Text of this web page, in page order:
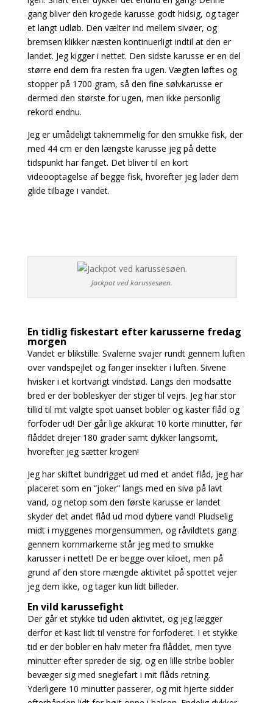
gang bliver den krogede karusse godt hidsig, og tager
et langt udløb. Den vælter ind mellem sivøer, og
bremsen klikker næsten kontinuerligt indtil at den er
landet. Jeg kigger i nettet. Den sidste karusse er en del
større end dem fra resten fra ugen. Vægten løftes og
stopper på 1700 gram, så den fine sølvkarusse er
dermed den største for ugen, men ikke personlig
rekord endnu.
Jeg er umådeligt taknemmelig for den smukke fisk, der
med 44 cm er den længste karusse jeg på dette
tidspunkt har fanget. Det bliver til en kort
videooptagelse af begge fisk, hvorefter jeg lader dem
glide tilbage i vandet.
Jackpot ved karussesøen.
En tidlig fiskestart efter karusserne fredag
morgen
Vandet er blikstille. Svalerne svajer rundt gennem luften
over vandspejlet og fanger insekter i luften. Sivene
hvisker i et kortvarigt vindstød. Langs den modsatte
bred er der bobleskyer der stiger til vejrs. Jeg har stor
tillid til mit valgte spot uanset bobler og kaster flåd og
forfoder ud! Der går lige akkurat 10 korte minutter, før
flåddet drejer 180 grader samt dykker langsomt,
hvorefter jeg sætter krogen!
Jeg har skiftet bundrigget ud med et andet flåd, jeg har
placeret som en “joker” langs med en sivø på lavt
vand, og netop som den første karusse er landet
skyder det andet flåd ud mod dybere vand! Pludselig
midt i myggenes morgensummen, og råvildtets gang
gennem kornmarkerne står jeg med to smukke
karusser i nettet! De er begge over kiloet, men på
grund af den store mængde aktivitet på spottet vejer
jeg dem ikke, og tager kun lidt billeder.
En vild karussefight
Der går et stykke tid uden aktivitet, og jeg lægger
derfor et kast lidt til venstre for forfoderet. I et stykke
tid er der bobler en halv meter fra flåddet, men tyve
minutter efter spreder de sig, og en lille stribe bobler
bevæger sig med sneglefart i mit flåds retning.
Yderligere 10 minutter passerer, og mit hjerte sidder